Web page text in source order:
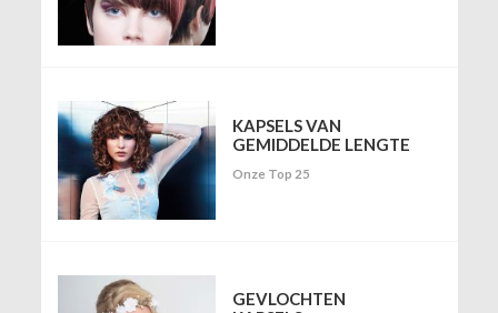
KAPSELS VAN
GEMIDDELDE LENGTE
Onze Top 25
GEVLOCHTEN